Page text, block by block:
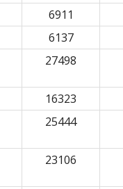
6911
6137
27498
16323
25444
23106